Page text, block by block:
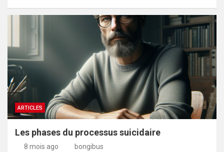
ARTICLES
Les phases du processus suicidaire
8 mois ago bongibus